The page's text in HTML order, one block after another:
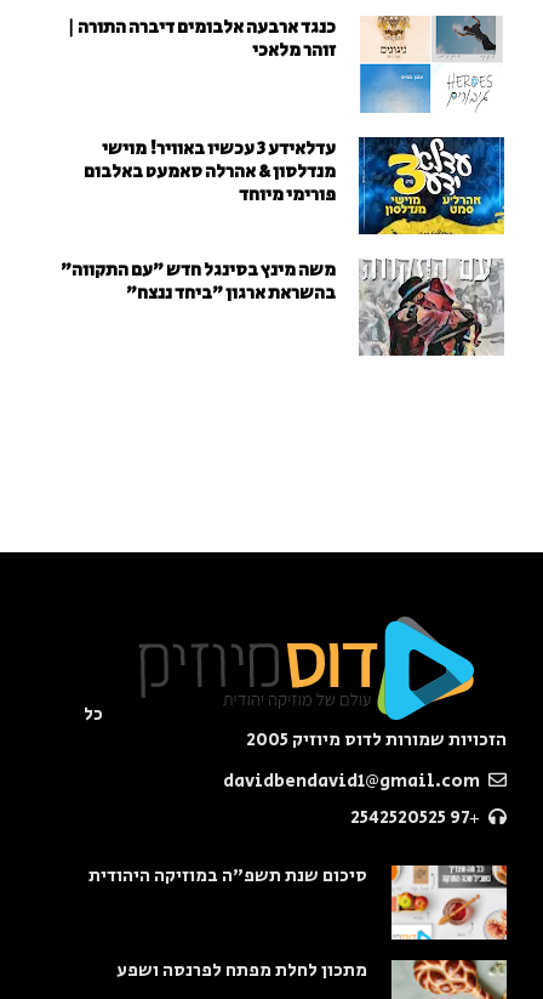
כנגד ארבעה אלבומים דיברה התורה |
זוהר מלאכי
עדלאידע 3 עכשיו באוויר! מוישי
מנדלסון & אהרלה סאמעט באלבום
פורימי מיוחד
משה מינץ בסינגל חדש ״עם התקווה״
בהשראת ארגון "ביחד ננצח"
כל
הזכויות שמורות לדוס מיוזיק 2005
+97 2542520525
סיכום שנת תשפ"ה במוזיקה היהודית
מתכון לחלת מפתח לפרנסה ושפע